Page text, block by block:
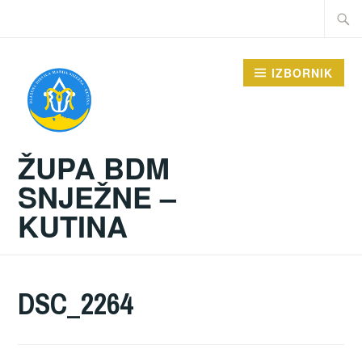
Traži:
ŽUPA BDM
SNJEŽNE –
KUTINA
IZBORNIK
DSC_2264